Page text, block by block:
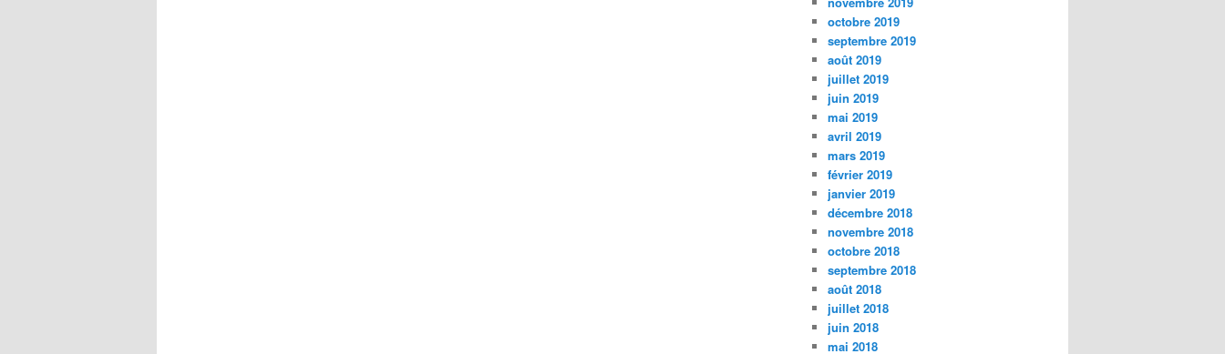
octobre 2019
septembre 2019
août 2019
juillet 2019
juin 2019
mai 2019
avril 2019
mars 2019
février 2019
janvier 2019
décembre 2018
novembre 2018
octobre 2018
septembre 2018
août 2018
juillet 2018
juin 2018
mai 2018